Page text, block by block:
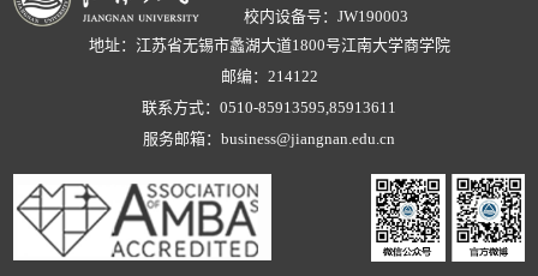
校内设备号：JW190003
地址：江苏省无锡市蠡湖大道1800号江南大学商学院
邮编：214122
联系方式：0510-85913595,85913611
服务邮箱：business@jiangnan.edu.cn